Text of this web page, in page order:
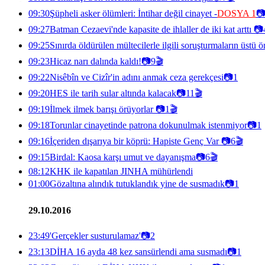
09:30Şüpheli asker ölümleri: İntihar değil cinayet -DOSYA 1📷
09:27Batman Cezaevi'nde kapasite de ihlaller de iki kat arttı 📷
09:25Sınırda öldürülen mültecilerle ilgili soruşturmaların üstü
09:23Hicaz narı dalında kaldı!📷9🎬
09:22Nisêbîn ve Cizîr'in adını anmak ceza gerekçesi📷1
09:20HES ile tarih sular altında kalacak📷11 🎬
09:19İlmek ilmek barışı örüyorlar📷1 🎬
09:18Torunlar cinayetinde patrona dokunulmak istenmiyor📷1
09:16İçeriden dışarıya bir köprü: Hapiste Genç Var📷6🎬
09:15Birdal: Kaosa karşı umut ve dayanışma📷6🎬
08:12KHK ile kapatılan JINHA mühürlendi
01:00Gözaltına alındık tutuklandık yine de susmadık📷1
29.10.2016
23:49'Gerçekler susturulamaz'📷2
23:13DİHA 16 ayda 48 kez sansürlendi ama susmadı📷1